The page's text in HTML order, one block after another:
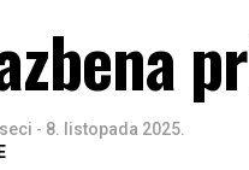
- 8. listopada 2025.